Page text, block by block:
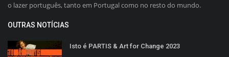
o lazer português, tanto em Portugal como no resto do mundo.
OUTRAS NOTÍCIAS
Isto é PARTIS & Art for Change 2023